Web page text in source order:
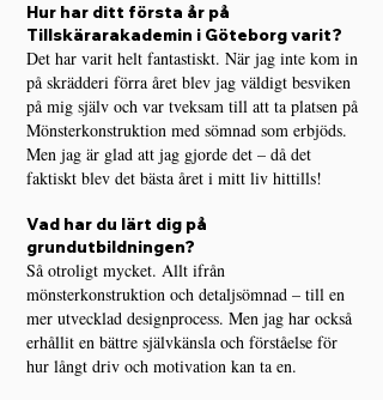
Hur har ditt första år på
Tillskärarakademin i Göteborg varit?
Det har varit helt fantastiskt. När jag inte kom in
på skrädderi förra året blev jag väldigt besviken
på mig själv och var tveksam till att ta platsen på
Mönsterkonstruktion med sömnad som erbjöds.
Men jag är glad att jag gjorde det – då det
faktiskt blev det bästa året i mitt liv hittills!
Vad har du lärt dig på
grundutbildningen?
Så otroligt mycket. Allt ifrån
mönsterkonstruktion och detaljsömnad – till en
mer utvecklad designprocess. Men jag har också
erhållit en bättre självkänsla och förståelse för
hur långt driv och motivation kan ta en.